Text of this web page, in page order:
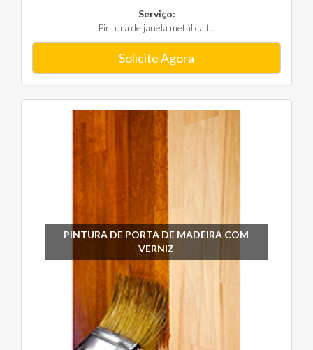
Serviço:
Pintura de janela metálica t...
Solicite Agora
PINTURA DE PORTA DE MADEIRA COM
VERNIZ